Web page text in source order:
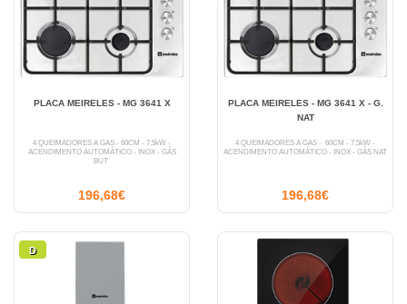
PLACA MEIRELES - MG 3641 X
4 QUEIMADORES A GÁS - 60CM - 7,5kW -
ACENDIMENTO AUTOMÁTICO - INOX - GÁS
BUT
196,68€
PLACA MEIRELES - MG 3641 X - G.
NAT
4 QUEIMADORES A GÁS - 60CM - 7,5kW -
ACENDIMENTO AUTOMÁTICO - INOX - GÁS NAT
196,68€
D